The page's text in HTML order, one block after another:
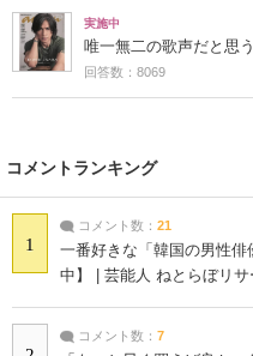
実施中
唯一無二の歌声だと思
回答数：8069
コメントランキング
1
コメント数： 21
一番好きな「韓国の男性
中】 | 芸能人 ねとらぼリサ
コメント数： 7